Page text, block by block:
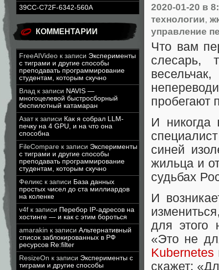
39CC-C72F-6342-560A
КОММЕНТАРИИ
FreeAIVideo к записи Эксперименты
с тиграми и другие способы
преподавать программирование
студентам, которым скучно
Влад к записи NAVIS —
многоцелевой быстросборный
беспилотный катамаран
Азатк записи Как я собрал LLM-
печку на 4 GPU, и на что она
способна
FileCompare к записи Эксперименты
с тиграми и другие способы
преподавать программирование
студентам, которым скучно
Феликс к записи База данных
простых чисел до ста миллиардов
на коленке
v4f к записи Перебор IP-адресов на
хостинге — и как с этим бороться
amarakin к записи Альтернативный
список заблокированных в РФ
ресурсов Re:filter
ResizeOn к записи Эксперименты с
тиграми и другие способы
2020-01-20 в
технологии,
управление
Что вам
слесарь,
пробегают
И никогда
синей
жильца и
судьбах
И
для этого
«Это не
Kubernetes
скажет: